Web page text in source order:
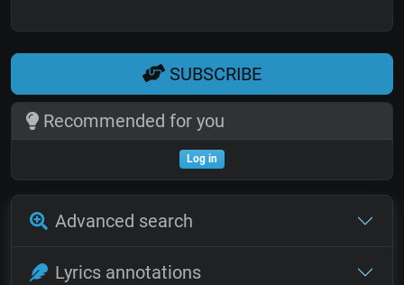
SUBSCRIBE
Recommended for you
Log in
Advanced search
Lyrics annotations